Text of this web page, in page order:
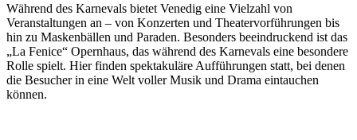
Während des Karnevals bietet Venedig eine Vielzahl von
Veranstaltungen an – von Konzerten und Theatervorführungen bis
hin zu Maskenbällen und Paraden. Besonders beeindruckend ist das
„La Fenice“ Opernhaus, das während des Karnevals eine besondere
Rolle spielt. Hier finden spektakuläre Aufführungen statt, bei denen
die Besucher in eine Welt voller Musik und Drama eintauchen
können.